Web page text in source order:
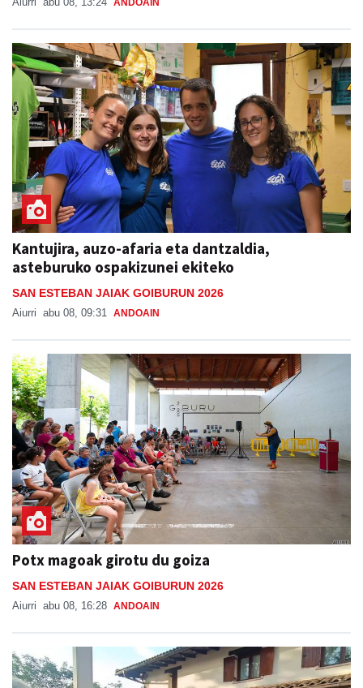
Kantujira, auzo-afaria eta dantzaldia,
asteburuko ospakizunei ekiteko
SAN ESTEBAN JAIAK GOIBURUN 2026
Aiurri abu 08, 09:31 ANDOAIN
Potx magoak girotu du goiza
SAN ESTEBAN JAIAK GOIBURUN 2026
Aiurri abu 08, 16:28 ANDOAIN